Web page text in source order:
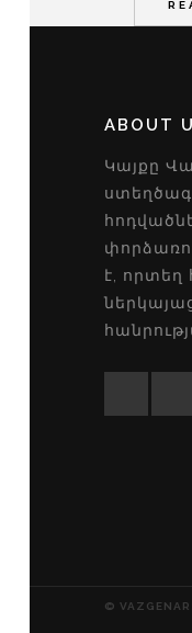
ABOUT
Կայքը
է, որտեղ
©